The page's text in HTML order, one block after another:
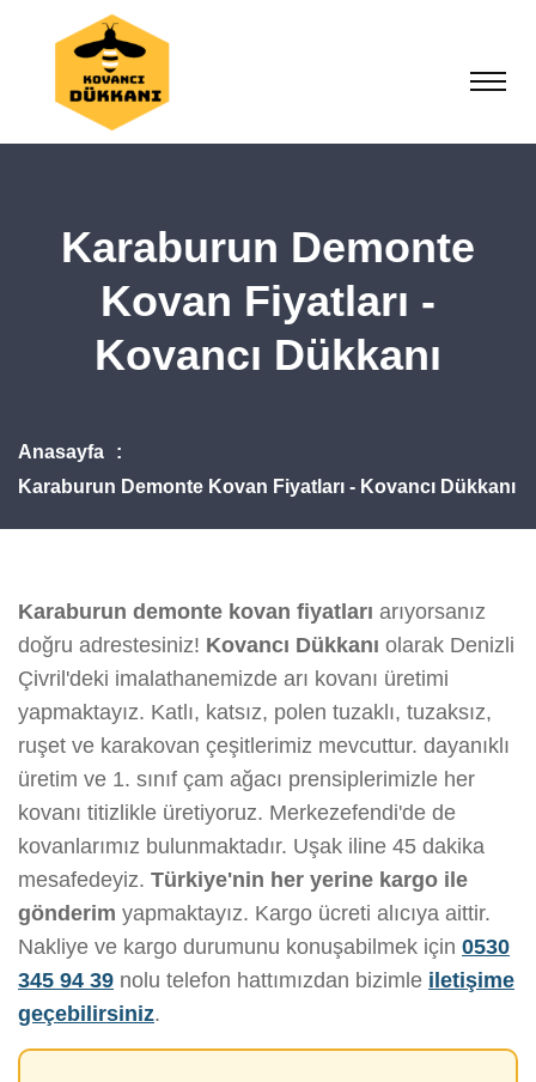
Karaburun Demonte
Kovan Fiyatları -
Kovancı Dükkanı
Anasayfa
Karaburun Demonte Kovan Fiyatları - Kovancı Dükkanı
Karaburun demonte kovan fiyatları arıyorsanız
doğru adrestesiniz! Kovancı Dükkanı olarak Denizli
Çivril'deki imalathanemizde arı kovanı üretimi
yapmaktayız. Katlı, katsız, polen tuzaklı, tuzaksız,
ruşet ve karakovan çeşitlerimiz mevcuttur. dayanıklı
üretim ve 1. sınıf çam ağacı prensiplerimizle her
kovanı titizlikle üretiyoruz. Merkezefendi'de de
kovanlarımız bulunmaktadır. Uşak iline 45 dakika
mesafedeyiz. Türkiye'nin her yerine kargo ile
gönderim yapmaktayız. Kargo ücreti alıcıya aittir.
Nakliye ve kargo durumunu konuşabilmek için 0530
345 94 39 nolu telefon hattımızdan bizimle iletişime
geçebilirsiniz.